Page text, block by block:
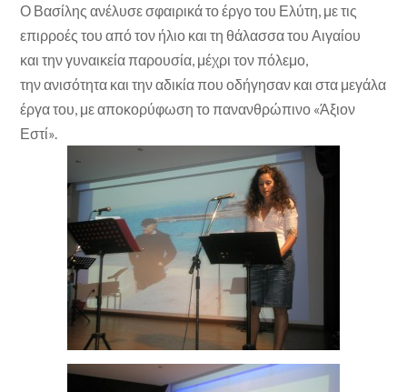
Ο Βασίλης ανέλυσε σφαιρικά το έργο του Ελύτη, με τις
επιρροές του από τον ήλιο και τη θάλασσα του Αιγαίου
και την γυναικεία παρουσία, μέχρι τον πόλεμο,
την ανισότητα και την αδικία που οδήγησαν και στα μεγάλα
έργα του, με αποκορύφωση το πανανθρώπινο «Άξιον
Εστί».